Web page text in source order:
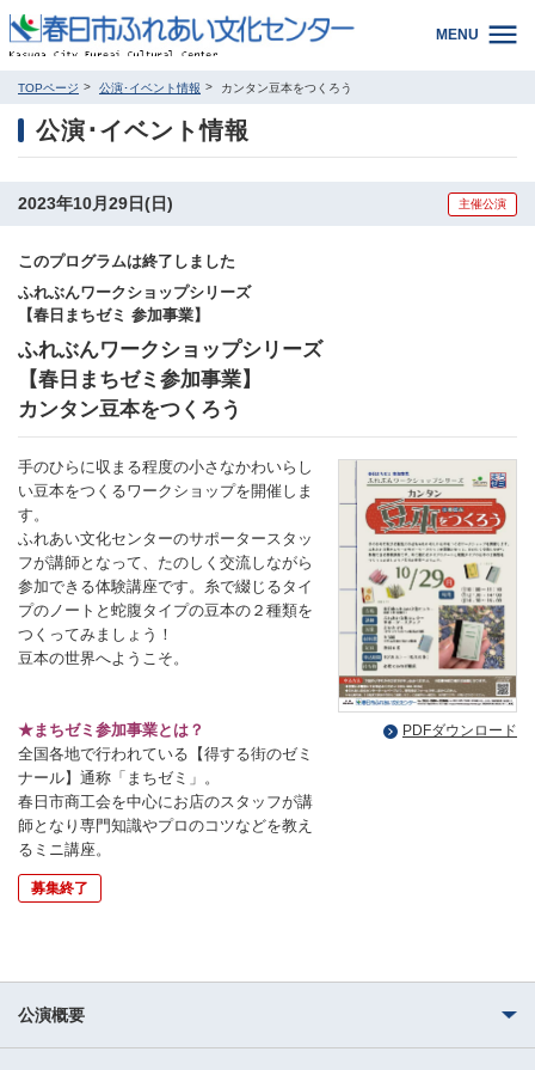
MENU
TOPページ 公演･イベント情報 カンタン豆本をつくろう
公演･イベント情報
2023年10月29日(日) 主催公演
このプログラムは終了しました
ふれぶんワークショップシリーズ
【春日まちゼミ 参加事業】
ふれぶんワークショップシリーズ
【春日まちゼミ参加事業】
カンタン豆本をつくろう
手のひらに収まる程度の小さなかわいらし
い豆本をつくるワークショップを開催しま
す。
ふれあい文化センターのサポータースタッ
フが講師となって、たのしく交流しながら
参加できる体験講座です。糸で綴じるタイ
プのノートと蛇腹タイプの豆本の２種類を
つくってみましょう！
豆本の世界へようこそ。
★まちゼミ参加事業とは？
全国各地で行われている【得する街のゼミ
ナール】通称「まちゼミ」。
春日市商工会を中心にお店のスタッフが講
師となり専門知識やプロのコツなどを教え
るミニ講座。
募集終了
PDFダウンロード
公演概要